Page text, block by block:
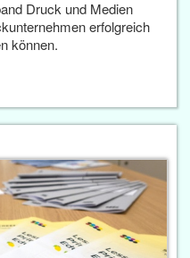
Druck und Medien
erfolgreich
können.